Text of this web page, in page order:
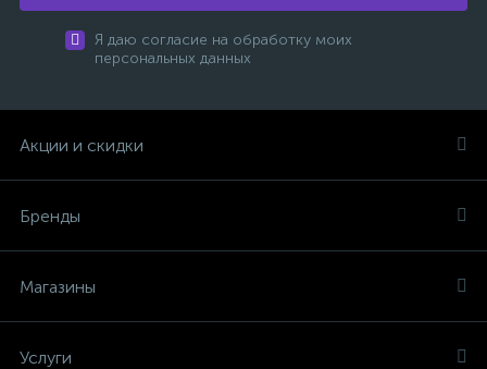
Я даю согласие на обработку моих
персональных данных
Акции и скидки
Бренды
Магазины
Услуги